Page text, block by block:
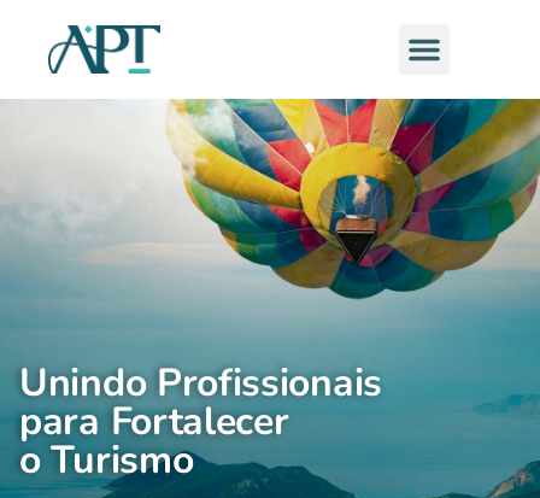
Menu
Unindo Profissionais
para Fortalecer
o Turismo